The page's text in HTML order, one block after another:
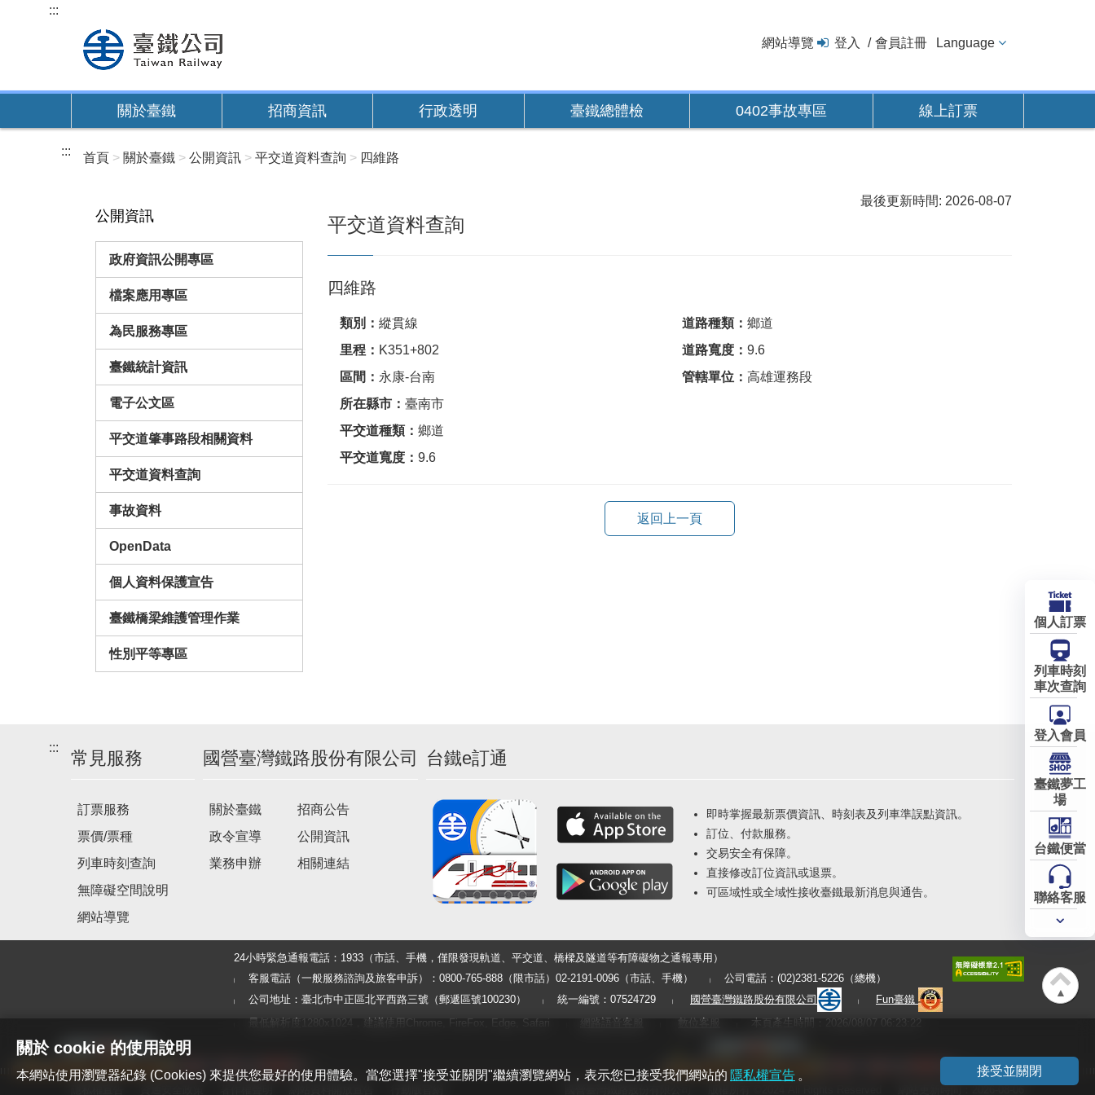
內
:::
網站導覽 登入 會員註冊 Language
關於臺鐵 招商資訊 行政透明 臺鐵總體檢 0402事故專區 線上訂票
::: 首頁 關於臺鐵 公開資訊 平交道資料查詢 四維路
公開資訊
政府資訊公開專區
檔案應用專區
為民服務專區
臺鐵統計資訊
電子公文區
平交道肇事路段相關資料
平交道資料查詢
事故資料
OpenData
個人資料保護宣告
臺鐵橋梁維護管理作業
性別平等專區
平交道資料查詢
最後更新時間: 2026-08-07
四維路
類別： 縱貫線
里程： K351+802
區間： 永康-台南
所在縣市： 臺南市
平交道種類： 鄉道
平交道寬度： 9.6
道路種類： 鄉道
道路寬度： 9.6
管轄單位： 高雄運務段
返回上一頁
:::
常見服務
訂票服務
票價/票種
列車時刻查詢
無障礙空間說明
網站導覽
國營臺灣鐵路股份有限公司
關於臺鐵
政令宣導
業務申辦
招商公告
公開資訊
相關連結
台鐵e訂通
即時掌握最新票價資訊、時刻表及列車準誤點資訊。
訂位、付款服務。
交易安全有保障。
直接修改訂位資訊或退票。
可區域性或全域性接收臺鐵最新消息與通告。
24小時緊急通報電話：1933（市話、手機，僅限發現軌道、平交道、橋樑及隧道等有障礙物之通報專用）
客服電話（一般服務諮詢及旅客申訴）：0800-765-888（限市話）02-2191-0096（市話、手機）
公司電話：(02)2381-5226（總機）
公司地址：臺北市中正區北平西路三號（郵遞區號100230）
統一編號：07524729 國營臺灣鐵路股份有限公司
Fun臺鐵
最低解析度1280x1024，建議使用Chrome, FireFox, Edge, Safari
網路語音客服 數位客服 本頁產生時間：2026/08/07 06:23:22
個人訂票
列車時刻
車次查詢
登入會員
臺鐵夢工
場
台鐵便當
聯絡客服
常用
▲
關於 cookie 的使用說明
本網站使用瀏覽器紀錄 (Cookies) 來提供您最好的使用體驗。當您選擇"接受並關閉"繼續瀏覽網站，表示您已接受我們網站的 隱私權宣告 。 接受並關閉